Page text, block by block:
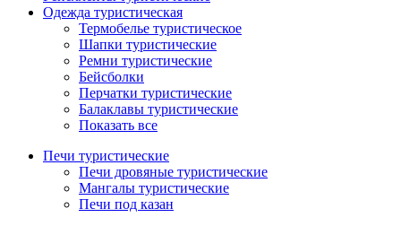
Одежда туристическая
Термобелье туристическое
Шапки туристические
Ремни туристические
Бейсболки
Перчатки туристические
Балаклавы туристические
Показать все
Печи туристические
Печи дровяные туристические
Мангалы туристические
Печи под казан